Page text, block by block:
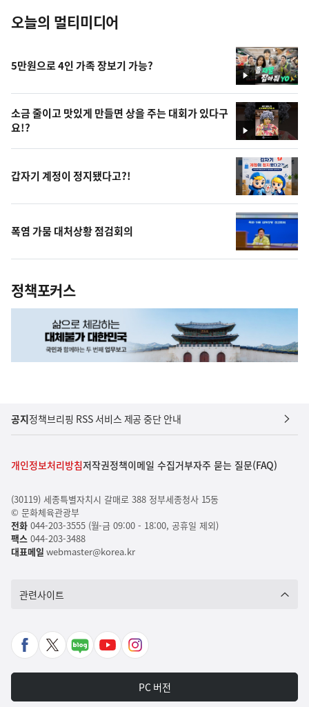
오늘의 멀티미디어
영
상
5만원으로 4인 가족 장보기 가능?
영
상
소금 줄이고 맛있게 만들면 상을 주는 대회가 있다구
요!?
갑자기 계정이 정지됐다고?!
폭염 가뭄 대처상황 점검회의
정책포커스
공지정책브리핑 RSS 서비스 제공 중단 안내
개인정보처리방침저작권정책이메일 수집거부자주 묻는 질문(FAQ)
(30119) 세종특별자치시 갈매로 388 정부세종청사 15동
© 문화체육관광부
전화044-203-3555 (월-금 09:00 - 18:00, 공휴일 제외)
팩스044-203-3488
대표메일 webmaster@korea.kr
관련사이트
페
북
X
가
네
포
유
바
인
타
그
PC 버전